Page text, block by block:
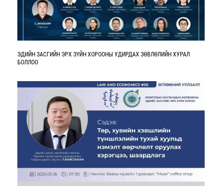
ЭДИЙН ЗАСГИЙН ЭРХ ЗҮЙН ХОРООНЫ УДИРДАХ ЗӨВЛӨЛИЙН ХУРАЛ
БОЛЛОО